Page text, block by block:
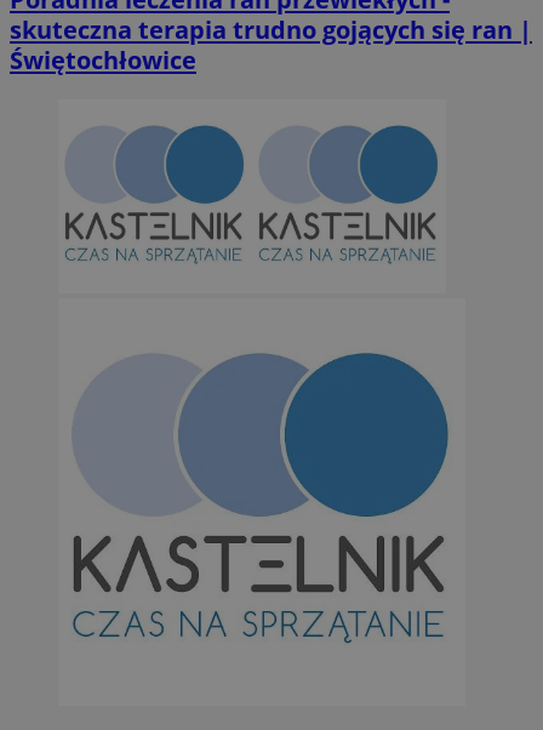
skuteczna terapia trudno gojących się ran |
Świętochłowice